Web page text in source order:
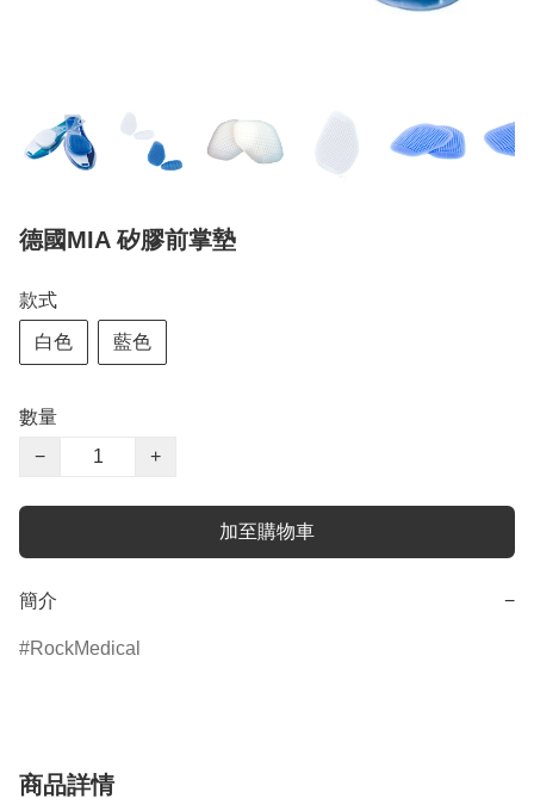
德國MIA 矽膠前掌墊
款式
白色 藍色
數量
−
+
加至購物車
簡介 −
RockMedical
商品詳情